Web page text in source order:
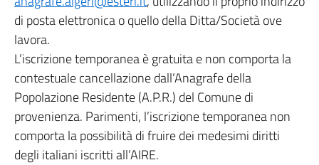
di posta elettronica o quello della Ditta/Società ove
lavora.
L’iscrizione temporanea è gratuita e non comporta la
contestuale cancellazione dall’Anagrafe della
Popolazione Residente (A.P.R.) del Comune di
provenienza. Parimenti, l’iscrizione temporanea non
comporta la possibilità di fruire dei medesimi diritti
degli italiani iscritti all’AIRE.